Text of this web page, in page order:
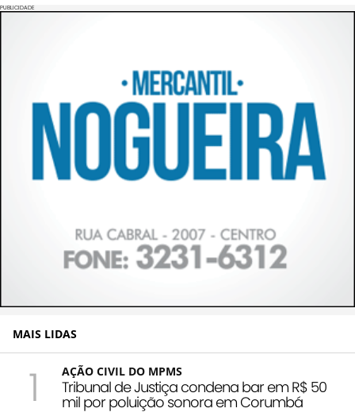
PUBLICIDADE
MAIS LIDAS
1 AÇÃO CIVIL DO MPMS
Tribunal de Justiça condena bar em R$ 50
mil por poluição sonora em Corumbá